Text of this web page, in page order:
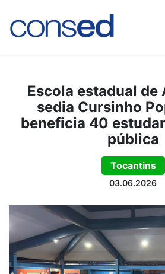
Escola estadual de
sedia Cursinho
beneficia 40
pública
Tocantins
03.06.2026